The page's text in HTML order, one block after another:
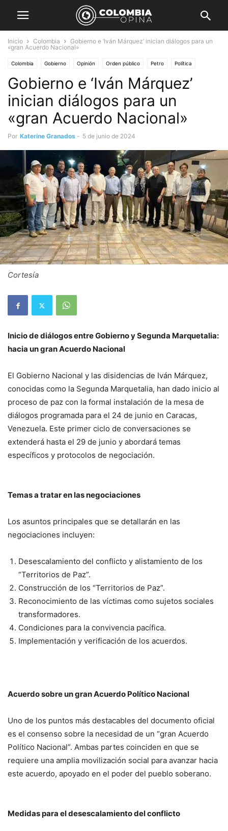
Inicio Colombia
Gobierno e ‘Iván Márquez’ inician diálogos para un
«gran Acuerdo Nacional»
Colombia Gobierno Opinión Orden público Petro Política
Seguridad
Gobierno e ‘Iván Márquez’
inician diálogos para un
«gran Acuerdo Nacional»
Por Katerine Granados - 5 de junio de 2024
Cortesía
Inicio de diálogos entre Gobierno y Segunda Marquetalia:
hacia un gran Acuerdo Nacional
El Gobierno Nacional y las disidencias de Iván Márquez,
conocidas como la Segunda Marquetalia, han dado inicio al
proceso de paz con la formal instalación de la mesa de
diálogos programada para el 24 de junio en Caracas,
Venezuela. Este primer ciclo de conversaciones se
extenderá hasta el 29 de junio y abordará temas
específicos y protocolos de negociación.
Temas a tratar en las negociaciones
Los asuntos principales que se detallarán en las
negociaciones incluyen:
Desescalamiento del conflicto y alistamiento de los
“Territorios de Paz”.
Construcción de los “Territorios de Paz”.
Reconocimiento de las víctimas como sujetos sociales
transformadores.
Condiciones para la convivencia pacífica.
Implementación y verificación de los acuerdos.
Acuerdo sobre un gran Acuerdo Político Nacional
Uno de los puntos más destacables del documento oficial
es el consenso sobre la necesidad de un “gran Acuerdo
Político Nacional”. Ambas partes coinciden en que se
requiere una amplia movilización social para avanzar hacia
este acuerdo, apoyado en el poder del pueblo soberano.
Medidas para el desescalamiento del conflicto